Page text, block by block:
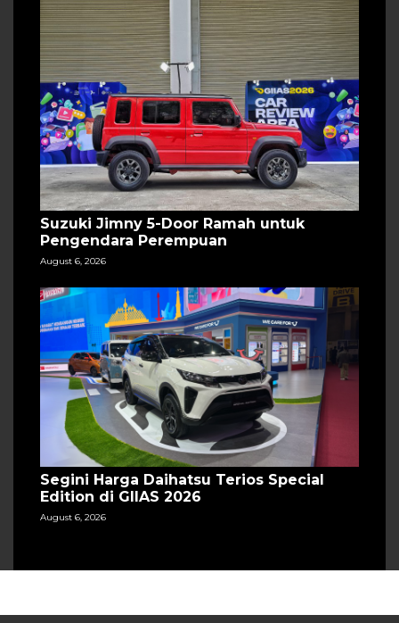
Suzuki Jimny 5-Door Ramah untuk
Pengendara Perempuan
August 6, 2026
Segini Harga Daihatsu Terios Special
Edition di GIIAS 2026
August 6, 2026